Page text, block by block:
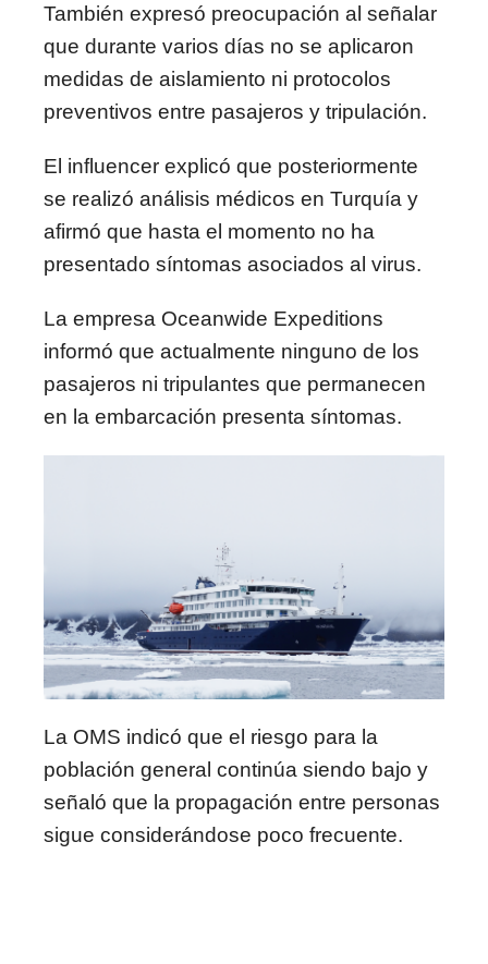
También expresó preocupación al señalar
que durante varios días no se aplicaron
medidas de aislamiento ni protocolos
preventivos entre pasajeros y tripulación.
El influencer explicó que posteriormente
se realizó análisis médicos en Turquía y
afirmó que hasta el momento no ha
presentado síntomas asociados al virus.
La empresa Oceanwide Expeditions
informó que actualmente ninguno de los
pasajeros ni tripulantes que permanecen
en la embarcación presenta síntomas.
La OMS indicó que el riesgo para la
población general continúa siendo bajo y
señaló que la propagación entre personas
sigue considerándose poco frecuente.